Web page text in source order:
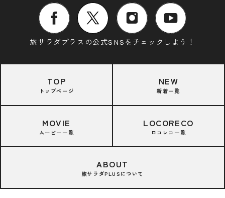
旅サラダプラスの公式SNSをチェックしよう！
TOP
トップページ
NEW
新着一覧
MOVIE
ムービー一覧
LOCORECO
ロコレコ一覧
ABOUT
旅サラダPLUSについて